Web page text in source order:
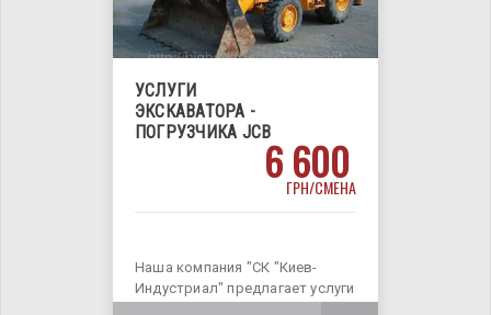
УСЛУГИ
ЭКСКАВАТОРА -
ПОГРУЗЧИКА JCB
6 600
ГРН/СМЕНА
Наша компания "СК "Киев-
Индустриал" предлагает услуги